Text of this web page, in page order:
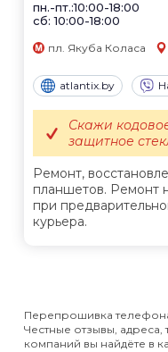
пн.-пт.:10:00-18:00
сб: 10:00-18:00
пл. Якуба Коласа
atlantix.by
Ремонт,
планшетов. Ремонт
при
курьера.
Скажи
защитное
Перепрошивка
Честные отзывы,
компаний вы найдёте в